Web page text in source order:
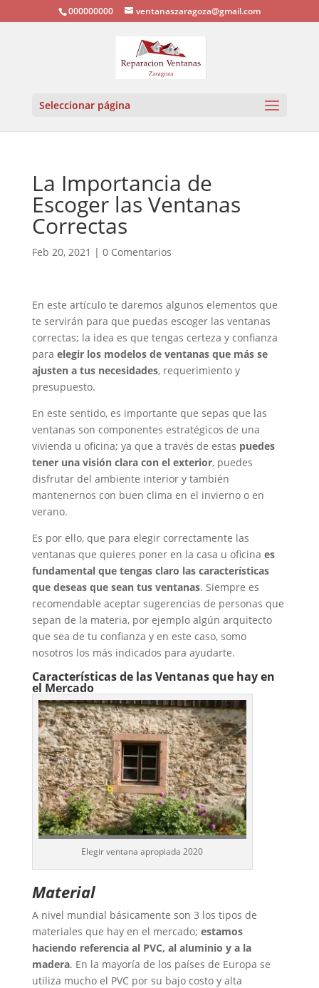
000000000 ventanaszaragoza@gmail.com
Seleccionar página
La Importancia de
Escoger las Ventanas
Correctas
Feb 20, 2021 | 0 Comentarios
En este artículo te daremos algunos elementos que
te servirán para que puedas escoger las ventanas
correctas; la idea es que tengas certeza y confianza
para elegir los modelos de ventanas que más se
ajusten a tus necesidades, requerimiento y
presupuesto.
En este sentido, es importante que sepas que las
ventanas son componentes estratégicos de una
vivienda u oficina; ya que a través de estas puedes
tener una visión clara con el exterior, puedes
disfrutar del ambiente interior y también
mantenernos con buen clima en el invierno o en
verano.
Es por ello, que para elegir correctamente las
ventanas que quieres poner en la casa u oficina es
fundamental que tengas claro las características
que deseas que sean tus ventanas. Siempre es
recomendable aceptar sugerencias de personas que
sepan de la materia, por ejemplo algún arquitecto
que sea de tu confianza y en este caso, somo
nosotros los más indicados para ayudarte.
Características de las Ventanas que hay en
el Mercado
Elegir ventana apropiada 2020
Material
A nivel mundial básicamente son 3 los tipos de
materiales que hay en el mercado; estamos
haciendo referencia al PVC, al aluminio y a la
madera. En la mayoría de los países de Europa se
utiliza mucho el PVC por su bajo costo y alta